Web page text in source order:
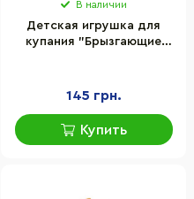
В наличии
Детская игрушка для
купания "Брызгающие
145 грн.
Купить